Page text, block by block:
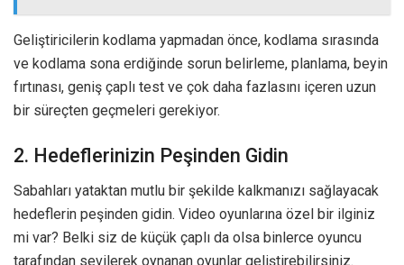
Geliştiricilerin kodlama yapmadan önce, kodlama sırasında
ve kodlama sona erdiğinde sorun belirleme, planlama, beyin
fırtınası, geniş çaplı test ve çok daha fazlasını içeren uzun
bir süreçten geçmeleri gerekiyor.
2. Hedeflerinizin Peşinden Gidin
Sabahları yataktan mutlu bir şekilde kalkmanızı sağlayacak
hedeflerin peşinden gidin. Video oyunlarına özel bir ilginiz
mi var? Belki siz de küçük çaplı da olsa binlerce oyuncu
tarafından sevilerek oynanan oyunlar geliştirebilirsiniz.